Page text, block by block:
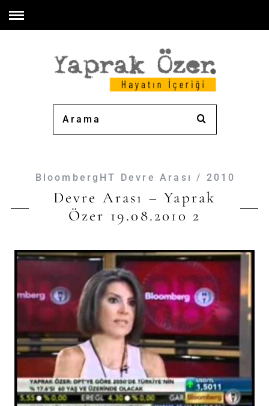
BloombergHT Devre Arası / 2010
Devre Arası – Yaprak
Özer 19.08.2010 2